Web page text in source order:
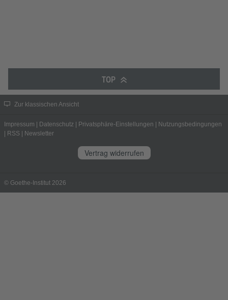
TOP
Zur klassischen Ansicht
Impressum Datenschutz Privatsphäre-Einstellungen
Nutzungsbedingungen
RSS Newsletter
Vertrag widerrufen
© Goethe-Institut 2026